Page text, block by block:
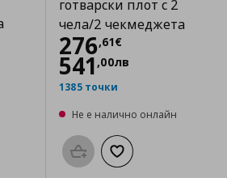
€
с любими
готварски плот с 2
чела/2 чекмеджета
276,61€
Цена
541 ,00лв
1385 точки
Не е налично онлайн
Προσθήκη στο καλάθι
Добави към